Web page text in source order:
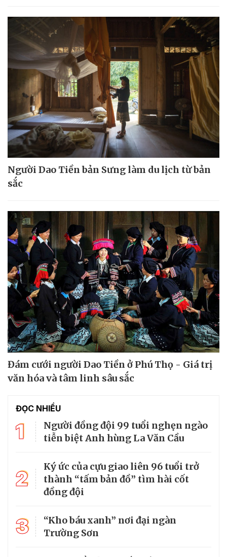
Người Dao Tiền bản Sưng làm du lịch từ bản
sắc
Đám cưới người Dao Tiền ở Phú Thọ - Giá trị
văn hóa và tâm linh sâu sắc
ĐỌC NHIỀU
1
Người đồng đội 99 tuổi nghẹn ngào
tiễn biệt Anh hùng La Văn Cầu
2
Ký ức của cựu giao liên 96 tuổi trở
thành “tấm bản đồ” tìm hài cốt
đồng đội
3
“Kho báu xanh” nơi đại ngàn
Trường Sơn